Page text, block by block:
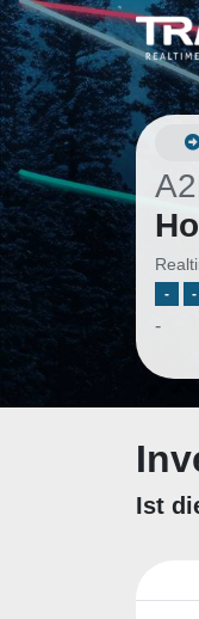
- -
-
Ist